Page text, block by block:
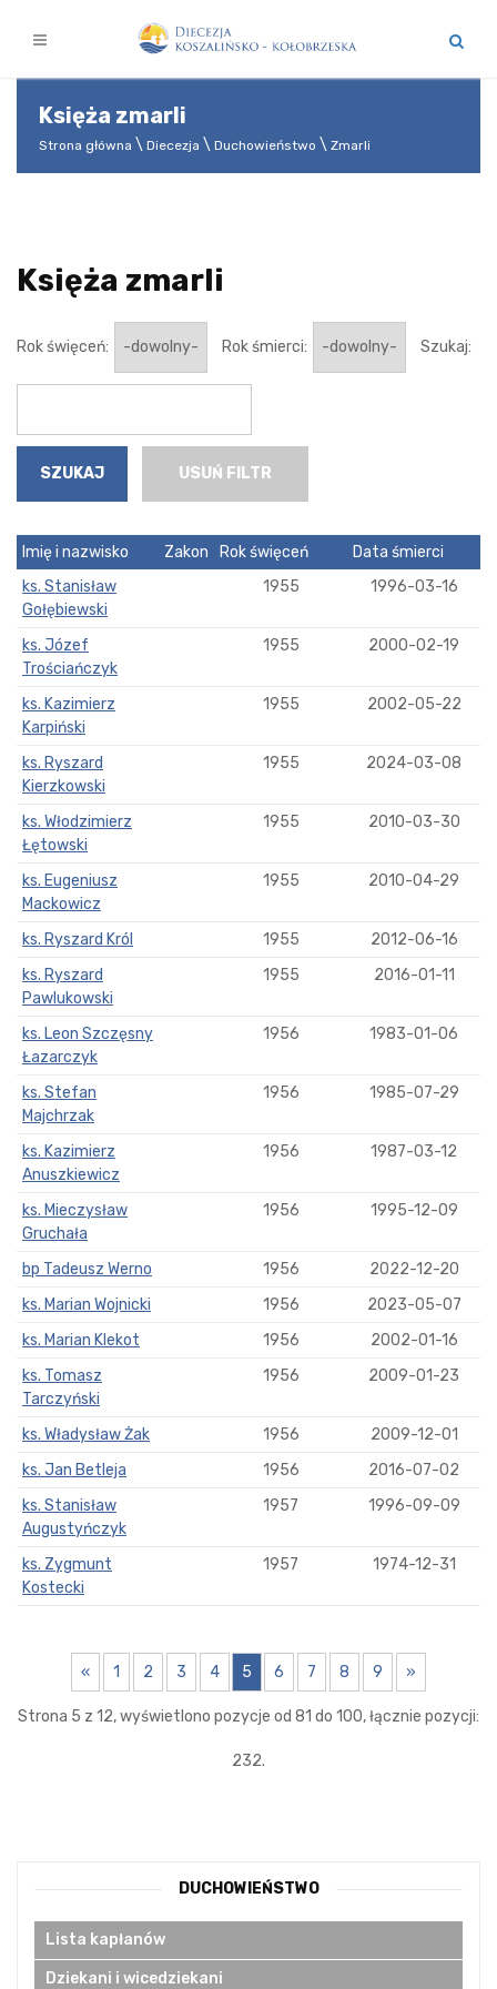
Księża zmarli
Strona główna Diecezja Duchowieństwo Zmarli
Księża zmarli
Rok święceń: Rok śmierci: Szukaj:
USUŃ FILTR
Imię i nazwisko Zakon Rok święceń
Data śmierci
ks. Stanisław
Gołębiewski
1955 1996-03-16
ks. Józef
Trościańczyk
1955 2000-02-19
ks. Kazimierz
Karpiński
1955 2002-05-22
ks. Ryszard
Kierzkowski
1955 2024-03-08
ks. Włodzimierz
Łętowski
1955 2010-03-30
ks. Eugeniusz
Mackowicz
1955 2010-04-29
ks. Ryszard Król 1955
2012-06-16
ks. Ryszard
Pawlukowski
1955 2016-01-11
ks. Leon Szczęsny
Łazarczyk
1956 1983-01-06
ks. Stefan
Majchrzak
1956 1985-07-29
ks. Kazimierz
Anuszkiewicz
1956 1987-03-12
ks. Mieczysław
Gruchała
1956 1995-12-09
bp Tadeusz Werno 1956
2022-12-20
ks. Marian Wojnicki
1956
2023-05-07
ks. Marian Klekot
1956
2002-01-16
ks. Tomasz
Tarczyński
1956 2009-01-23
ks. Władysław Żak 1956
2009-12-01
ks. Jan Betleja
1956
2016-07-02
ks. Stanisław
Augustyńczyk
1957 1996-09-09
ks. Zygmunt
Kostecki
1957 1974-12-31
« 1 2 3 4 5 6 7 8 9 »
Strona 5 z 12, wyświetlono pozycje od 81 do 100, łącznie pozycji:
232.
DUCHOWIEŃSTWO
Lista kapłanów
Dziekani i wicedziekani